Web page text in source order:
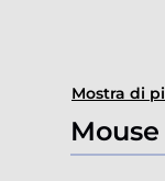
Mostra di